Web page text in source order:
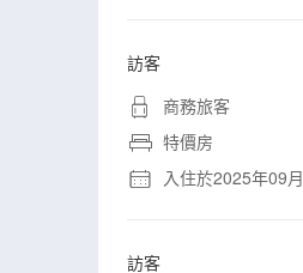
訪客
商務旅客
特價房
入住於2025年09月
訪客